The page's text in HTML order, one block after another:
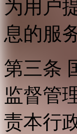
为用户
息的服
第三条
监督管
责本行